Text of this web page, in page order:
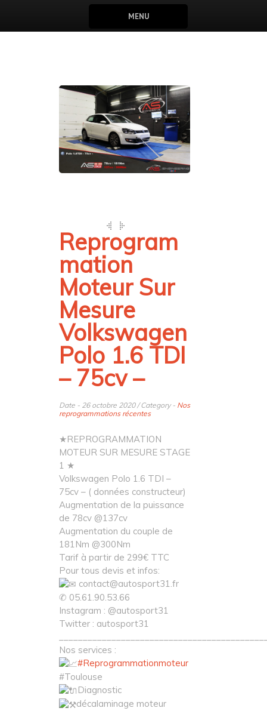
MENU
Reprogram
mation
Moteur Sur
Mesure
Volkswagen
Polo 1.6 TDI
– 75cv –
Date - 26 octobre 2020 / Category - Nos
reprogrammations récentes
★REPROGRAMMATION
MOTEUR SUR MESURE STAGE
1 ★
Volkswagen Polo 1.6 TDI –
75cv – ( données constructeur)
Augmentation de la puissance
de 78cv @137cv
Augmentation du couple de
181Nm @300Nm
Tarif à partir de 299€ TTC
Pour tous devis et infos:
contact@autosport31.fr
✆ 05.61.90.53.66
Instagram : @autosport31
Twitter : autosport31
Nos services :
#Reprogrammationmoteur
#Toulouse
Diagnostic
décalaminage moteur